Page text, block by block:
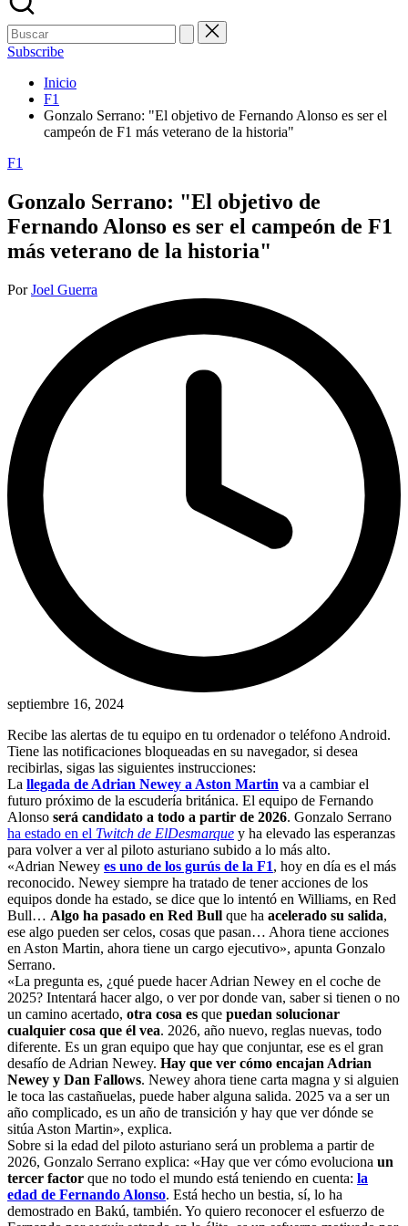
Buscar:
Subscribe
Inicio
F1
Gonzalo Serrano: "El objetivo de Fernando Alonso es ser el
campeón de F1 más veterano de la historia"
Publicada
F1
Gonzalo Serrano: "El objetivo de
Fernando Alonso es ser el campeón de F1
más veterano de la historia"
Publicado
PorJoel Guerra
septiembre 16, 2024
Recibe las alertas de tu equipo en tu ordenador o teléfono Android.
Tiene las notificaciones bloqueadas en su navegador, si desea
recibirlas, sigas las siguientes instrucciones:
La llegada de Adrian Newey a Aston Martin va a cambiar el
futuro próximo de la escudería británica. El equipo de Fernando
Alonso será candidato a todo a partir de 2026. Gonzalo Serrano
ha estado en el Twitch de ElDesmarque y ha elevado las esperanzas
para volver a ver al piloto asturiano subido a lo más alto.
«Adrian Newey es uno de los gurús de la F1, hoy en día es el más
reconocido. Newey siempre ha tratado de tener acciones de los
equipos donde ha estado, se dice que lo intentó en Williams, en Red
Bull… Algo ha pasado en Red Bull que ha acelerado su salida,
ese algo pueden ser celos, cosas que pasan… Ahora tiene acciones
en Aston Martin, ahora tiene un cargo ejecutivo», apunta Gonzalo
Serrano.
«La pregunta es, ¿qué puede hacer Adrian Newey en el coche de
2025? Intentará hacer algo, o ver por donde van, saber si tienen o no
un camino acertado, otra cosa es que puedan solucionar
cualquier cosa que él vea. 2026, año nuevo, reglas nuevas, todo
diferente. Es un gran equipo que hay que conjuntar, ese es el gran
desafío de Adrian Newey. Hay que ver cómo encajan Adrian
Newey y Dan Fallows. Newey ahora tiene carta magna y si alguien
le toca las castañuelas, puede haber alguna salida. 2025 va a ser un
año complicado, es un año de transición y hay que ver dónde se
sitúa Aston Martin», explica.
Sobre si la edad del piloto asturiano será un problema a partir de
2026, Gonzalo Serrano explica: «Hay que ver cómo evoluciona un
tercer factor que no todo el mundo está teniendo en cuenta: la
edad de Fernando Alonso. Está hecho un bestia, sí, lo ha
demostrado en Bakú, también. Yo quiero reconocer el esfuerzo de